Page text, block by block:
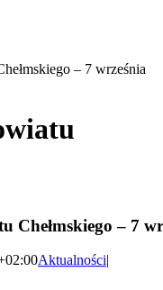
– 7 września